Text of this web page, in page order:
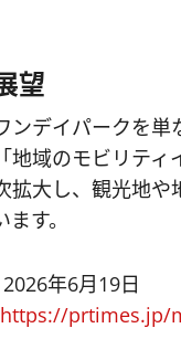
望
ンデイパークを
地域のモビリティ
拡大し、観光地
す。
年6月19日
https://prtimes.jp/